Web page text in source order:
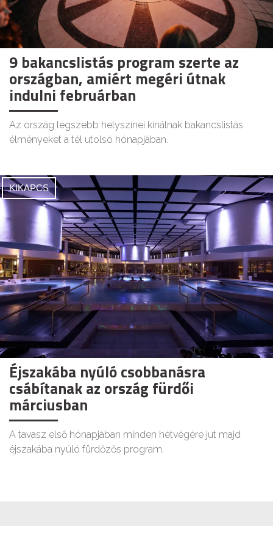
9 bakancslistás program szerte az
országban, amiért megéri útnak
indulni februárban
Az ország legszebb helyszínei kínálnak bakancslistás
élményeket a tél utolsó hónapjában.
KIKAPCS
Éjszakába nyúló csobbanásra
csábítanak az ország fürdői
márciusban
A tavasz első hónapjában minden hétvégére jut majd
éjszakába nyúló fürdőzős program.